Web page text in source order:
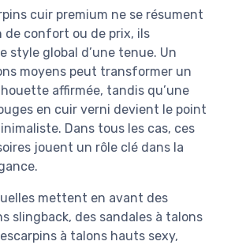
cuir premium ne se résument
de confort ou de prix, ils
style global d’une tenue. Un
moyens peut transformer un
affirmée, tandis qu’une
en cuir verni devient le point
Dans tous les cas, ces
jouent un rôle clé dans la
mettent en avant des
slingback, des sandales à talons
à talons hauts sexy,